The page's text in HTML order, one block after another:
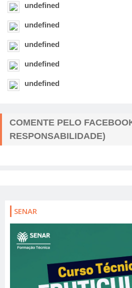
undefined
undefined
undefined
undefined
undefined
COMENTE PELO
RESPONSABILIDADE)
SENAR